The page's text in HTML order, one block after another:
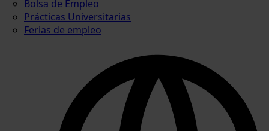
Bolsa de Empleo
Prácticas Universitarias
Ferias de empleo